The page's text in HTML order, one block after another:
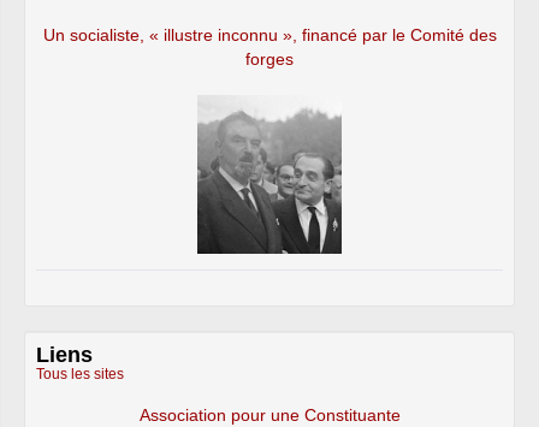
Un socialiste, « illustre inconnu », financé par le Comité des
forges
Liens
Tous les sites
Association pour une Constituante